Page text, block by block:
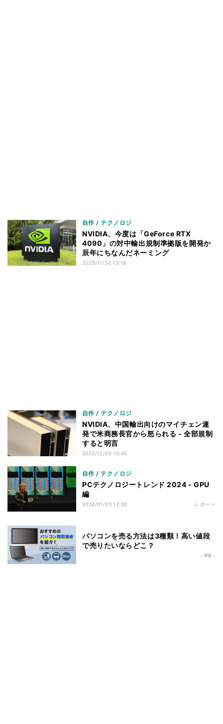
自作 / テクノロジ
NVIDIA、今度は「GeForce RTX
4090」の対中輸出規制準拠版を開発か
辰年にちなんだネーミング
2023/11/30 13:18
自作 / テクノロジ
NVIDIA、中国輸出向けのマイチェン連
発で米商務長官から怒られる - 全部規制
すると明言
2023/12/05 15:45
自作 / テクノロジ
PCテクノロジートレンド 2024 - GPU
編
2024/01/03 12:00 レポート
パソコンを売る方法は3種類！高い値段
で売りたいならどこ？
- PR -